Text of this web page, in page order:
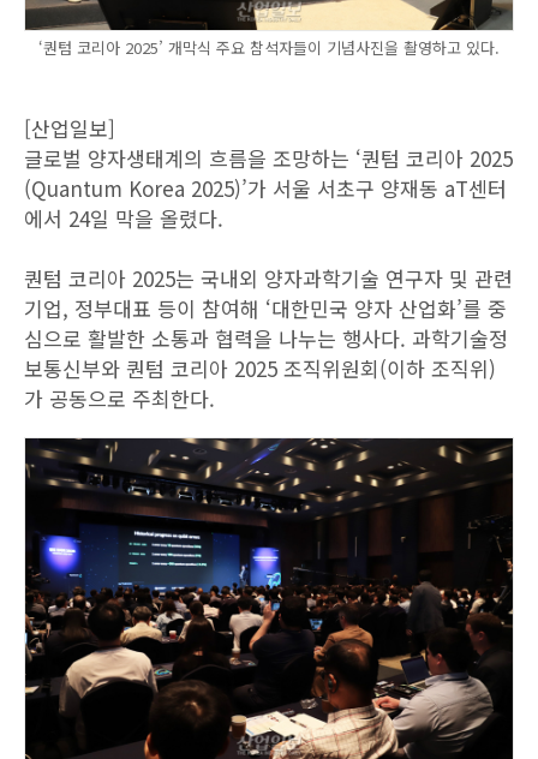
‘퀀텀 코리아 2025’ 개막식 주요 참석자들이 기념사진을 촬영하고 있다.
[산업일보]
글로벌 양자생태계의 흐름을 조망하는 ‘퀀텀 코리아 2025
(Quantum Korea 2025)’가 서울 서초구 양재동 aT센터
에서 24일 막을 올렸다.
퀀텀 코리아 2025는 국내외 양자과학기술 연구자 및 관련
기업, 정부대표 등이 참여해 ‘대한민국 양자 산업화’를 중
심으로 활발한 소통과 협력을 나누는 행사다. 과학기술정
보통신부와 퀀텀 코리아 2025 조직위원회(이하 조직위)
가 공동으로 주최한다.